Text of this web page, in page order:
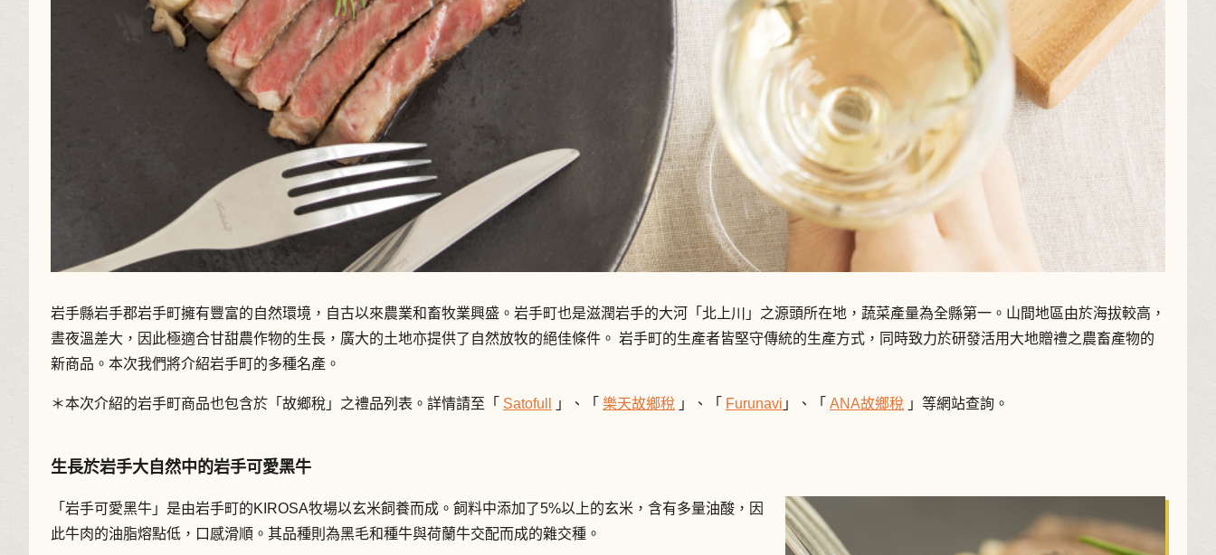
岩手縣岩手郡岩手町擁有豐富的自然環境，自古以來農業和畜牧業興盛。岩手町也是滋潤岩手的大河「北上川」之源頭所在地，蔬菜產量為全縣第一。山間地區由於海拔較高，
晝夜溫差大，因此極適合甘甜農作物的生長，廣大的土地亦提供了自然放牧的絕佳條件。 岩手町的生產者皆堅守傳統的生產方式，同時致力於研發活用大地贈禮之農畜產物的
新商品。本次我們將介紹岩手町的多種名產。
＊本次介紹的岩手町商品也包含於「故鄉稅」之禮品列表。詳情請至「 Satofull 」、「 樂天故鄉稅 」、「 Furunavi 」、「 ANA故鄉稅 」等網站查詢。
生長於岩手大自然中的岩手可愛黑牛
「岩手可愛黑牛」是由岩手町的KIROSA牧場以玄米飼養而成。飼料中添加了5%以上的玄米，含有多量油酸，因
此牛肉的油脂熔點低，口感滑順。其品種則為黑毛和種牛與荷蘭牛交配而成的雜交種。